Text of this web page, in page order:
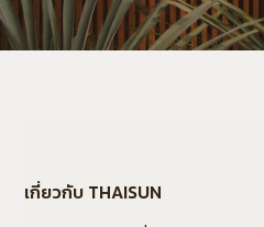
เกี่ยวกับ THAISUN